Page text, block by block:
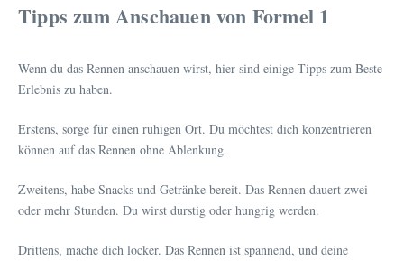
Tipps zum Anschauen von Formel 1
Wenn du das Rennen anschauen wirst, hier sind einige Tipps zum Beste
Erlebnis zu haben.
Erstens, sorge für einen ruhigen Ort. Du möchtest dich konzentrieren
können auf das Rennen ohne Ablenkung.
Zweitens, habe Snacks und Getränke bereit. Das Rennen dauert zwei
oder mehr Stunden. Du wirst durstig oder hungrig werden.
Drittens, mache dich locker. Das Rennen ist spannend, und deine